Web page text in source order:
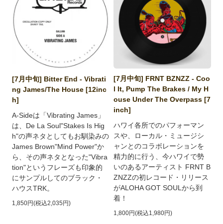
[7月中旬] Bitter End - Vibrati
ng James/The House [12inc
h]
A-Sideは「Vibrating James」
は、De La Soul"Stakes Is Hig
h"の声ネタとしてもお馴染みの
James Brown"Mind Power"か
ら、その声ネタとなった"Vibra
tion"というフレーズも印象的
にサンプルしてのブラック・
ハウスTRK。
1,850円(税込2,035円)
[7月中旬] FRNT BZNZZ - Coo
l It, Pump The Brakes / My H
ouse Under The Overpass [7
inch]
ハワイ各所でのパフォーマン
スや、ローカル・ミュージシ
ャンとのコラボレーションを
精力的に行う、今ハワイで勢
いのあるアーティスト FRNT B
ZNZZの初レコード・リリース
がALOHA GOT SOULから到
着！
1,800円(税込1,980円)